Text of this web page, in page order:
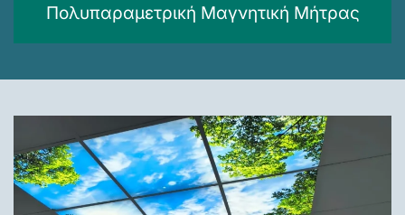
Πολυπαραμετρική Μαγνητική Μήτρας